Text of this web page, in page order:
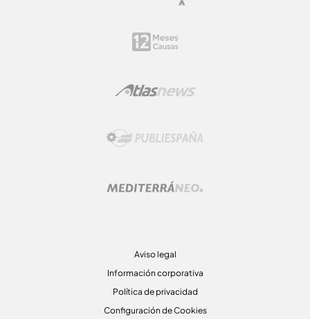
Aviso legal
Información corporativa
Política de privacidad
Configuración de Cookies